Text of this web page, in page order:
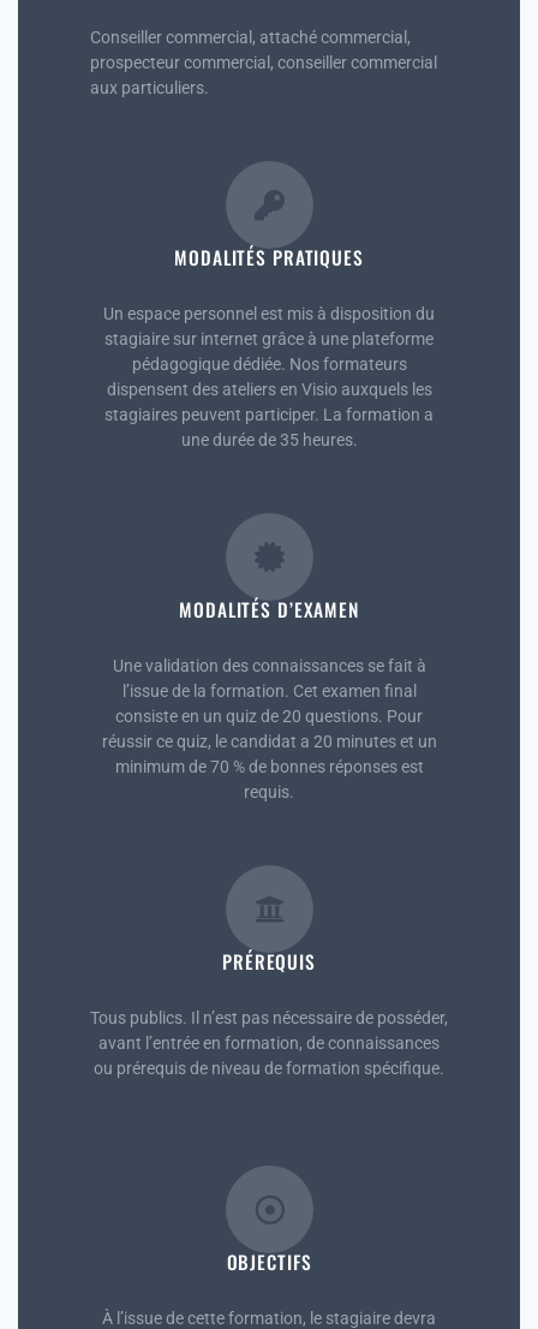
Conseiller commercial, attaché commercial,
prospecteur commercial, conseiller commercial
aux particuliers.
MODALITÉS PRATIQUES
Un espace personnel est mis à disposition du
stagiaire sur internet grâce à une plateforme
pédagogique dédiée. Nos formateurs
dispensent des ateliers en Visio auxquels les
stagiaires peuvent participer. La formation a
une durée de 35 heures.
MODALITÉS D’EXAMEN
Une validation des connaissances se fait à
l’issue de la formation. Cet examen final
consiste en un quiz de 20 questions. Pour
réussir ce quiz, le candidat a 20 minutes et un
minimum de 70 % de bonnes réponses est
requis.
PRÉREQUIS
Tous publics. Il n’est pas nécessaire de posséder,
avant l’entrée en formation, de connaissances
ou prérequis de niveau de formation spécifique.
OBJECTIFS
À l’issue de cette formation, le stagiaire devra